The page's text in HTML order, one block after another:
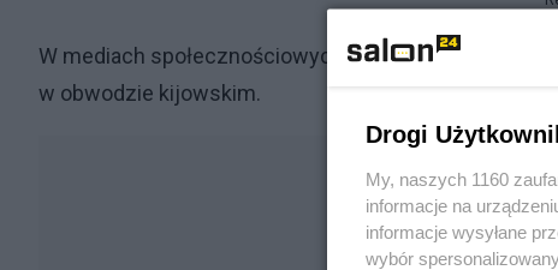
W mediach społecznościowych pojawiło się
w obwodzie kijowskim.
Drogi
My, naszych 1160
informacje na
informacje wysyłane
wybór